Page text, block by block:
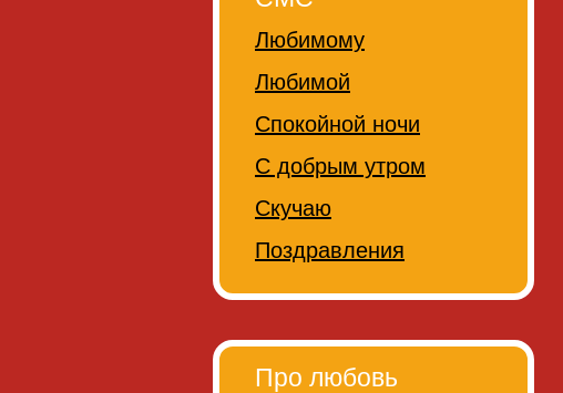
Любимому
Любимой
Спокойной ночи
С добрым утром
Скучаю
Поздравления
Про любовь